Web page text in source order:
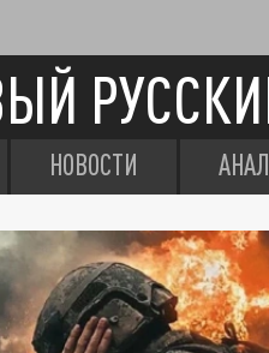
НОВОСТИ